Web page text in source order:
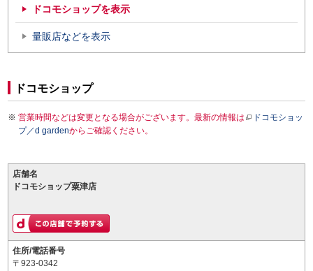
ドコモショップを表示
量販店などを表示
ドコモショップ
営業時間などは変更となる場合がございます。最新の情報は
ドコモショッ
プ／d gardenからご確認ください。
店舗名
ドコモショップ粟津店
住所/電話番号
〒923-0342